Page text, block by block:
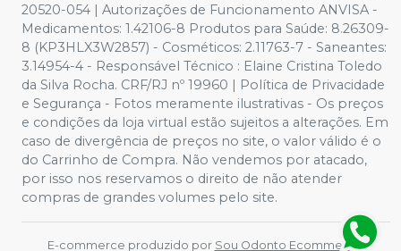
20520-054 | Autorizações de Funcionamento ANVISA -
Medicamentos: 1.42106-8 Produtos para Saúde: 8.26309-
8 (KP3HLX3W2857) - Cosméticos: 2.11763-7 - Saneantes:
3.14954-4 - Responsável Técnico : Elaine Cristina Toledo
da Silva Rocha. CRF/RJ nº 19960 | Política de Privacidade
e Segurança - Fotos meramente ilustrativas - Os preços
e condições da loja virtual estão sujeitos a alterações. Em
caso de divergência de preços no site, o valor válido é o
do Carrinho de Compra. Não vendemos por atacado,
por isso nos reservamos o direito de não atender
compras de grandes volumes pelo site.
E-commerce produzido por Sou Odonto Ecommerce.